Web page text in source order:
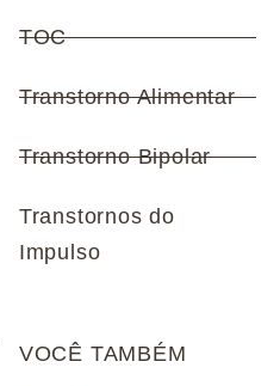
TOC
Transtorno Alimentar
Transtorno Bipolar
Transtornos do
Impulso
VOCÊ TAMBÉM